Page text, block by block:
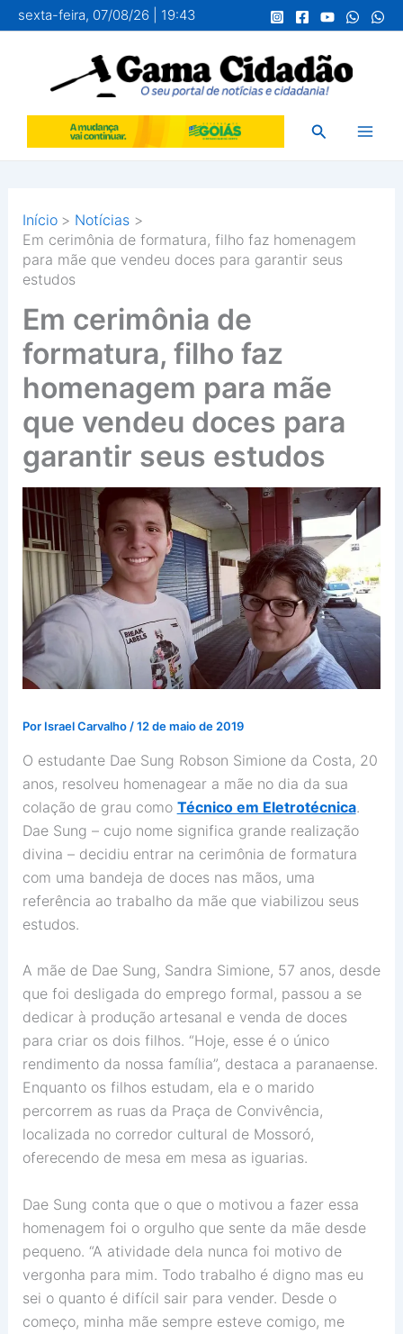
para
conteúdo
sexta-feira, 07/08/26 | 19:43
Pesquisar
Início
Notícias
Em cerimônia de formatura, filho faz homenagem
para mãe que vendeu doces para garantir seus
estudos
Em cerimônia de
formatura, filho faz
homenagem para mãe
que vendeu doces para
garantir seus estudos
Por Israel Carvalho /12 de maio de 2019
O estudante Dae Sung Robson Simione da Costa, 20
anos, resolveu homenagear a mãe no dia da sua
colação de grau como Técnico em Eletrotécnica.
Dae Sung – cujo nome significa grande realização
divina – decidiu entrar na cerimônia de formatura
com uma bandeja de doces nas mãos, uma
referência ao trabalho da mãe que viabilizou seus
estudos.
A mãe de Dae Sung, Sandra Simione, 57 anos, desde
que foi desligada do emprego formal, passou a se
dedicar à produção artesanal e venda de doces
para criar os dois filhos. “Hoje, esse é o único
rendimento da nossa família”, destaca a paranaense.
Enquanto os filhos estudam, ela e o marido
percorrem as ruas da Praça de Convivência,
localizada no corredor cultural de Mossoró,
oferecendo de mesa em mesa as iguarias.
Dae Sung conta que o que o motivou a fazer essa
homenagem foi o orgulho que sente da mãe desde
pequeno. “A atividade dela nunca foi motivo de
vergonha para mim. Todo trabalho é digno mas eu
sei o quanto é difícil sair para vender. Desde o
começo, minha mãe sempre esteve comigo, me